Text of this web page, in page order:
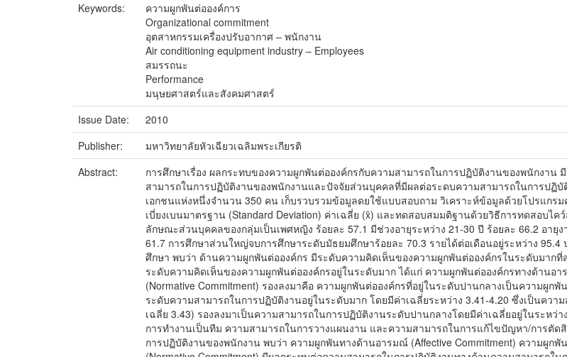
Keywords:
ความผูกพันต่อองค์การ
Organizational commitment
อุตสาหกรรมเครื่องปรับอากาศ – พนักงาน
Air conditioning equipment industry – Employees
สมรรถนะ
Performance
มนุษยศาสตร์และสังคมศาสตร์
Issue Date:
2010
Publisher:
มหาวิทยาลัยหัวเฉียวเฉลิมพระเกียรติ
Abstract:
การศึกษาเรื่อง ผลกระทบของความผูกพันต่อองค์กรกับความสามารถในการปฏิบัติงานของพนักงาน
สามารถในการปฏิบัติงานของพนักงานและปัจจัยส่วนบุคคลที่มีผลต่อระดบความสามารถในการปฏิ
เอกชนแห่งหนึ่งจำนวน 350 คน เก็บรวบรวมข้อมูลดยใช้แบบสอบถาม วิเคราะห์ข้อมูลด้วยโปรแกร
เบี่ยงเบนมาตรฐาน (Standard Deviation) ค่าเฉลี่ย (x̄) และทดสอบสมมติฐานด้วยวิธีการทดสอบไ
ลักษณะส่วนบุคคลของกลุ่มเป็นเพศหญิง ร้อยละ 57.1 มีช่วงอายุระหว่าง 21-30 ปี ร้อยละ 66.2 อา
61.7 การศึกษาส่วนใหญ่จบการศึกษาระดับมัธยมศึกษาร้อยละ 70.3 รายได้ต่อเดือนอยู่ระหว่าง
ศึกษา พบว่า ด้านความผูกพันต่อองค์กร มีระดับความคิดเห็นของความผูกพันต่อองค์กรในระดับมากที่
ระดับความคิดเห็นของความผูกพันต่อองค์กรอยู่ในระดับมาก ได้แก่ ความผูกพันต่อองค์กรทางด้านอ
(Normative Commitment) รองลงมาคือ ความผูกพันต่อองค์กรที่อยู่ในระดับปานกลางเป็นความผูก
ระดับความสามารถในการปฏิบัติงานอยู่ในระดับมาก โดยมีค่าเฉลี่ยระหว่าง 3.41-4.20 ซึ่งเป็นคว
เฉลี่ย 3.43) รองลงมาเป็นความสามารถในการปฏิบัติงานระดับปานกลางโดยมีค่าเฉลี่ยอยู่ในระห
การทำงานเป็นทีม ความสามารถในการวางแผนงาน และความสามารถในการแก้ไขปัญหา/การตั
การปฏิบัติงานของพนักงาน พบว่า ความผูกพันทางด้านอารมณ์ (Affective Commitment) ความผูก